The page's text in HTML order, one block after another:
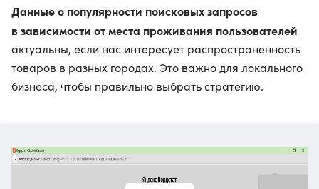
Данные о популярности поисковых запросов
в зависимости от места проживания пользователей
актуальны, если нас интересует распространенность
товаров в разных городах. Это важно для локального
бизнеса, чтобы правильно выбрать стратегию.